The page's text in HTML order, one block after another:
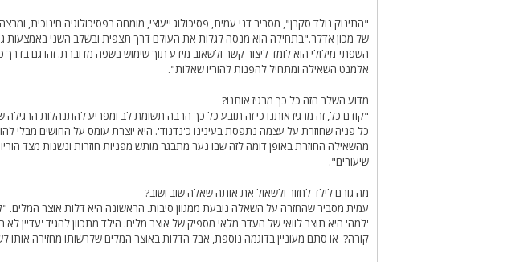
"התינוק נולד סקרן", מסביר דני עמית, פסיכולוג ייעוצי, מומחה בפסיכולוגיה חינוכית,
של מכון אדלר."בתחילה הוא מנסה לגלות את העולם דרך תצפית ובשלב השני באמצעות
השפתי-מילולי הוא לומד ליצור קשר ולשאוב מידע תוך שימוש בשפה מדוברת. זהו גם
אלמנט השאילה ומתחיל להפנות להוריו שאלות".
מדוע השלב הזה כל כך מרגיז אותנו?
"קודם כל, זה מרגיז אותנו כי זה תובע כל כך הרבה תשומת לב ומפריע להתנהלות
כל פניה שחוזרת על עצמה נתפסת בעינינו כ'נדנוד'. היא יוצרת עומס על החושים מבלי
מהשאילה החוזרת באופן דומה לזה שבו נער מתבגר מותש מפניות חוזרות ונשנות מצד
שיעורים".
מה גורם לילד לחזור ולשאול את אותה שאלה שוב ושוב?
עמית מסביר שהחזרה על השאלה נובעת ממגוון סיבות. הראשונה היא דלות אוצר
'למה' היא תוצר לוואי של העדר מלאי מספיק של אוצר מלים. הילד מתכוון להגיד 'עדיין לא
קורה?' או סתם מעוניין בדוגמה נוספת, אבל הדלות באוצר המלים שלרשותו מחזירה